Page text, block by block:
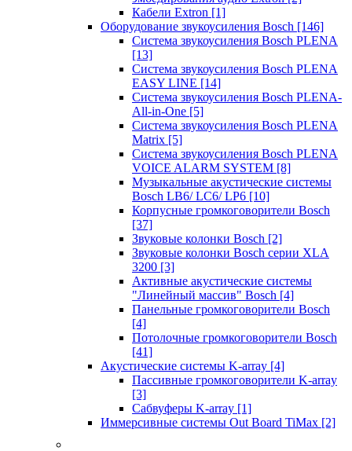
Кабели Extron [1]
Оборудование звукоусиления Bosch [146]
Система звукоусиления Bosch PLENA
[13]
Система звукоусиления Bosch PLENA
EASY LINE [14]
Система звукоусиления Bosch PLENA-
All-in-One [5]
Система звукоусиления Bosch PLENA
Matrix [5]
Система звукоусиления Bosch PLENA
VOICE ALARM SYSTEM [8]
Музыкальные акустические системы
Bosch LB6/ LC6/ LP6 [10]
Корпусные громкоговорители Bosch
[37]
Звуковые колонки Bosch [2]
Звуковые колонки Bosch серии XLA
3200 [3]
Активные акустические системы
"Линейный массив" Bosch [4]
Панельные громкоговорители Bosch
[4]
Потолочные громкоговорители Bosch
[41]
Акустические системы K-array [4]
Пассивные громкоговорители K-array
[3]
Сабвуферы K-array [1]
Иммерсивные системы Out Board TiMax [2]